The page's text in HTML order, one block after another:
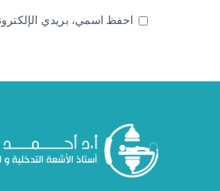
احفظ اسمي، بريدي